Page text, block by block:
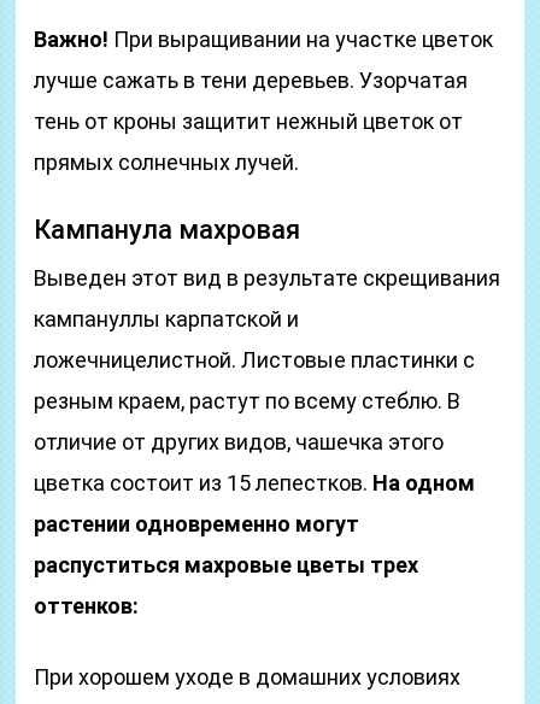
Важно! При выращивании на участке цветок
лучше сажать в тени деревьев. Узорчатая
тень от кроны защитит нежный цветок от
прямых солнечных лучей.
Кампанула махровая
Выведен этот вид в результате скрещивания
кампануллы карпатской и
ложечницелистной. Листовые пластинки с
резным краем, растут по всему стеблю. В
отличие от других видов, чашечка этого
цветка состоит из 15 лепестков. На одном
растении одновременно могут
распуститься махровые цветы трех
оттенков:
При хорошем уходе в домашних условиях